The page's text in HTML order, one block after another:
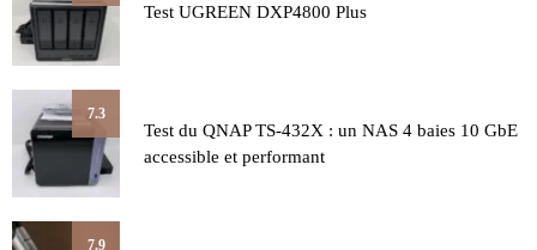
Test UGREEN DXP4800 Plus
7.3
Test du QNAP TS-432X : un NAS 4 baies 10 GbE
accessible et performant
7.9